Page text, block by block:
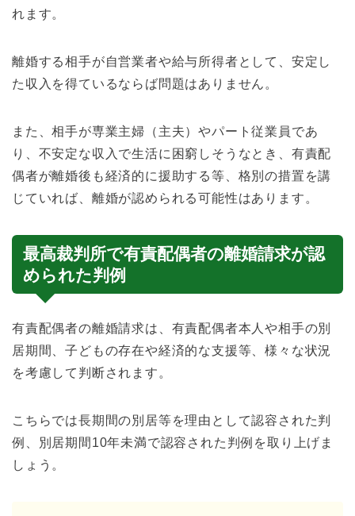
れます。
離婚する相手が自営業者や給与所得者として、安定し
た収入を得ているならば問題はありません。
また、相手が専業主婦（主夫）やパート従業員であ
り、不安定な収入で生活に困窮しそうなとき、有責配
偶者が離婚後も経済的に援助する等、格別の措置を講
じていれば、離婚が認められる可能性はあります。
最高裁判所で有責配偶者の離婚請求が認
められた判例
有責配偶者の離婚請求は、有責配偶者本人や相手の別
居期間、子どもの存在や経済的な支援等、様々な状況
を考慮して判断されます。
こちらでは長期間の別居等を理由として認容された判
例、別居期間10年未満で認容された判例を取り上げま
しょう。